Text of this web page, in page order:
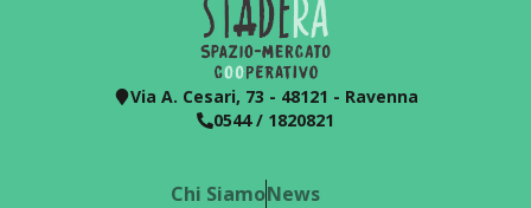
Via A. Cesari, 73 - 48121 - Ravenna
0544 / 1820821
Chi SiamoNews